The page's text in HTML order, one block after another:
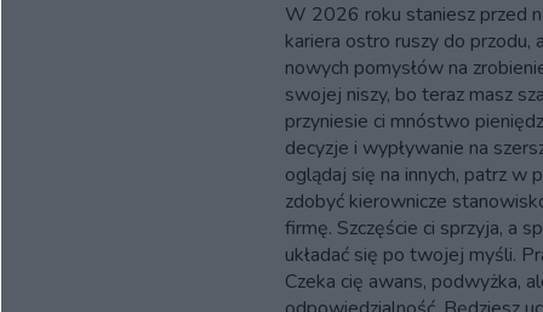
W 2026 roku staniesz przed
kariera ostro ruszy do
nowych pomysłów na
swojej niszy, bo teraz masz
przyniesie ci mnóstwo
decyzje i wypływanie na
oglądaj się na innych, patrz w
zdobyć kierownicze
firmę. Szczęście ci sprzyja, a
układać się po twojej myśli.
Czeka cię awans, podwyżka,